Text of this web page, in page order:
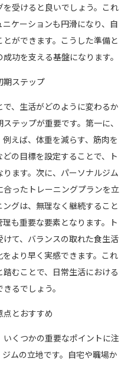
受けると良いでしょう。これ
ケーションも円滑になり、自
ができます。こうした準備と
功を支える基盤になります。
期ステップ
、生活がどのように変わるか
テップが重要です。第一に、
えば、体重を減らす、筋肉を
の目標を設定することで、ト
ます。次に、パーソナルジム
ったトレーニングプランを立
グは、無理なく継続すること
も重要な要素となります。ト
て、バランスの取れた食生活
より早く実感できます。これ
むことで、日常生活における
るでしょう。
とおすすめ
くつかの重要なポイントに注
ムの立地です。自宅や職場か